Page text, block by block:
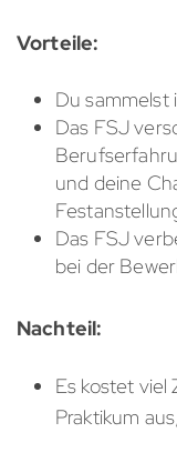
Vorteile:
Du sammelst
Das FSJ
und deine
Das FSJ
bei der
Nachteil:
Es kostet viel
Praktikum